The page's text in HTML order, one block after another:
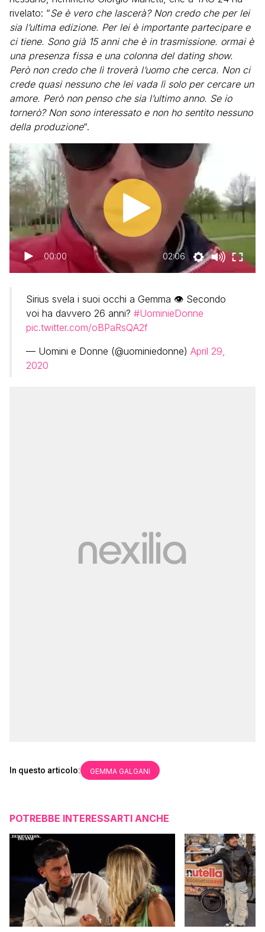
rivelato: “Se è vero che lascerà? Non credo che per lei
sia l’ultima edizione. Per lei è importante partecipare e
ci tiene. Sono già 15 anni che è in trasmissione. ormai è
una presenza fissa e una colonna del dating show.
Però non credo che lì troverà l’uomo che cerca. Non ci
crede quasi nessuno che lei vada lì solo per cercare un
amore. Però non penso che sia l’ultimo anno. Se io
tornerò? Non sono interessato e non ho sentito nessuno
della produzione“.
00:00 02:06
Sirius svela i suoi occhi a Gemma 👁️ Secondo
voi ha davvero 26 anni? #UominieDonne
pic.twitter.com/oBPaRsQA2f
— Uomini e Donne (@uominiedonne) April 29,
2020
In questo articolo: GEMMA GALGANI
POTREBBE INTERESSARTI ANCHE